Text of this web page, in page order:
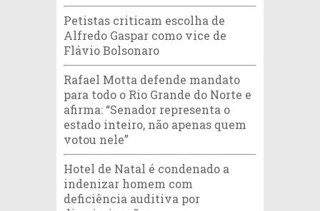
Petistas criticam escolha de
Alfredo Gaspar como vice de
Flávio Bolsonaro
Rafael Motta defende mandato
para todo o Rio Grande do Norte e
afirma: “Senador representa o
estado inteiro, não apenas quem
votou nele”
Hotel de Natal é condenado a
indenizar homem com
deficiência auditiva por